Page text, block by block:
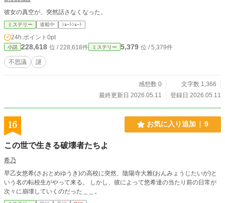
彼女の真空が、突然話さなくなった。
ミステリー 連載中 ｼｮｰﾄｼｮｰﾄ
24h.ポイント 0pt
小説 228,618 位 / 228,618件 ミステリー 5,379 位 / 5,379件
不思議 謎
感想数 0
文字数 1,366
最終更新日 2026.05.11
登録日 2026.05.11
16 お気に入り追加 9
この世で生きる破壊者たちよ
希乃
早乙女悠希(さおとめゆうき)の高校に突然、陰陽寺大雅(おんみょうじたいが)と
いう名の転校生がやって来る。 しかし、彼によって悠希達の当たり前の日常が
次々に崩壊していくのだった＿＿。